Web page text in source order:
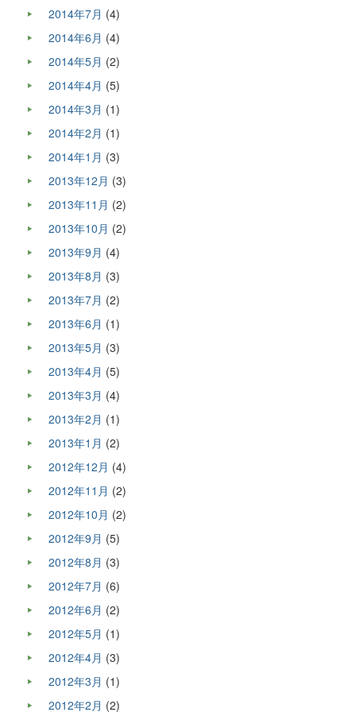
2014年7月 (4)
2014年6月 (4)
2014年5月 (2)
2014年4月 (5)
2014年3月 (1)
2014年2月 (1)
2014年1月 (3)
2013年12月 (3)
2013年11月 (2)
2013年10月 (2)
2013年9月 (4)
2013年8月 (3)
2013年7月 (2)
2013年6月 (1)
2013年5月 (3)
2013年4月 (5)
2013年3月 (4)
2013年2月 (1)
2013年1月 (2)
2012年12月 (4)
2012年11月 (2)
2012年10月 (2)
2012年9月 (5)
2012年8月 (3)
2012年7月 (6)
2012年6月 (2)
2012年5月 (1)
2012年4月 (3)
2012年3月 (1)
2012年2月 (2)